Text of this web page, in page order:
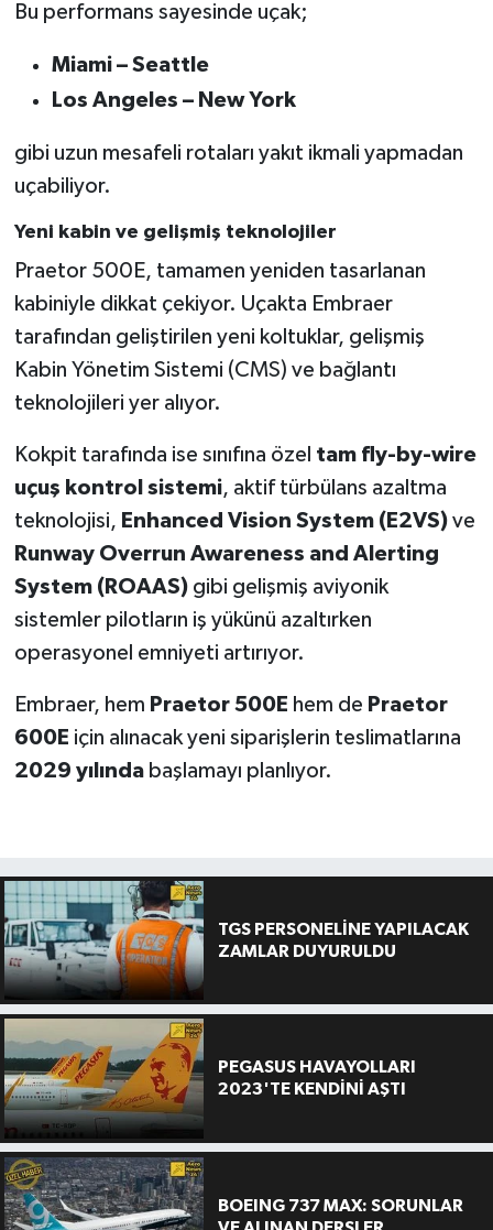
Bu performans sayesinde uçak;
Miami – Seattle
Los Angeles – New York
gibi uzun mesafeli rotaları yakıt ikmali yapmadan
uçabiliyor.
Yeni kabin ve gelişmiş teknolojiler
Praetor 500E, tamamen yeniden tasarlanan
kabiniyle dikkat çekiyor. Uçakta Embraer
tarafından geliştirilen yeni koltuklar, gelişmiş
Kabin Yönetim Sistemi (CMS) ve bağlantı
teknolojileri yer alıyor.
Kokpit tarafında ise sınıfına özel tam fly-by-wire
uçuş kontrol sistemi, aktif türbülans azaltma
teknolojisi, Enhanced Vision System (E2VS)ve
Runway Overrun Awareness and Alerting
System (ROAAS)gibi gelişmiş aviyonik
sistemler pilotların iş yükünü azaltırken
operasyonel emniyeti artırıyor.
Embraer, hem Praetor 500E hem de Praetor
600E için alınacak yeni siparişlerin teslimatlarına
2029 yılındabaşlamayı planlıyor.
TGS PERSONELİNE YAPILACAK
ZAMLAR DUYURULDU
PEGASUS HAVAYOLLARI
2023'TE KENDİNİ AŞTI
BOEING 737 MAX: SORUNLAR